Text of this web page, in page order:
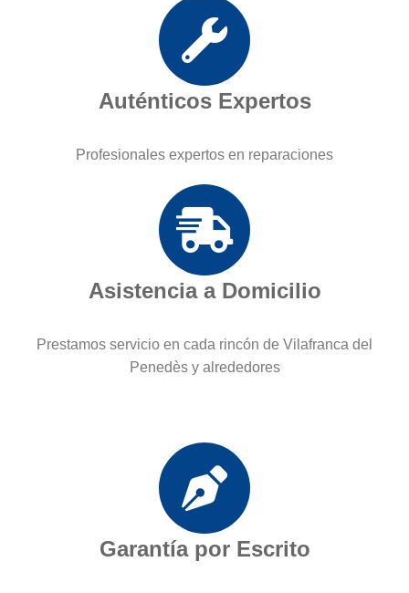
Auténticos Expertos
Profesionales expertos en reparaciones
Asistencia a Domicilio
Prestamos servicio en cada rincón de Vilafranca del
Penedès y alrededores
Garantía por Escrito